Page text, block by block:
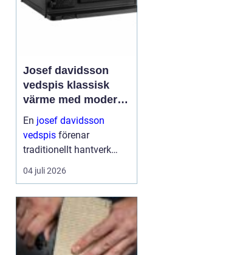
Josef davidsson
vedspis klassisk
värme med modern
funktion
En josef davidsson
vedspis förenar
traditionellt hantverk
med dagens krav på
effektiv, trygg och
uppvärmning. Många
uppskattar känslan av
en levande eld i köket,...
04 juli 2026